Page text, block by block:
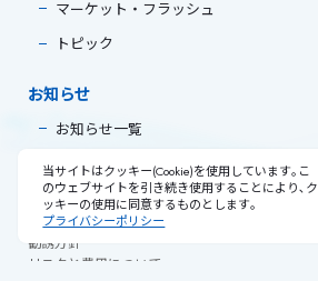
マーケット・フラッシュ
トピック
お知らせ
お知らせ一覧
個人情報保護宣言
勧誘方針
リスクと費用について
当サイトはクッキー(Cookie)を使用しています｡こ
のウェブサイトを引き続き使用することにより､ク
ッキーの使用に同意するものとします｡
プライバシーポリシー